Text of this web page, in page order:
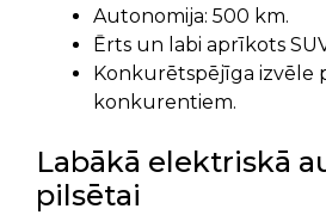
Autonomija: 500 km.
Ērts un labi aprīkots
Konkurētspējīga izvēle
konkurentiem.
Labākā elektriskā
pilsētai